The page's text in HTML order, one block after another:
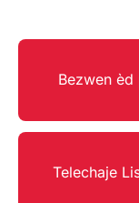
Bezwen
Telechaje